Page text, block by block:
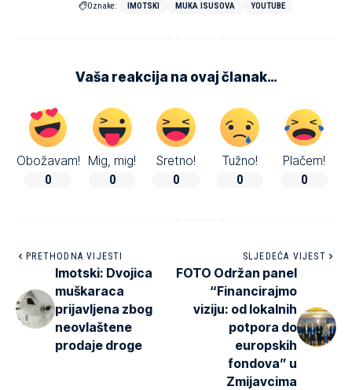
Oznake: IMOTSKI MUKA ISUSOVA YOUTUBE
Vaša reakcija na ovaj članak…
Obožavam!
0
Mig, mig!
0
Sretno!
0
Tužno!
0
Plačem!
0
PRETHODNA VIJESTI
Imotski: Dvojica
muškaraca
prijavljena zbog
neovlaštene
prodaje droge
SLJEDEĆA VIJEST
FOTO Održan panel
“Financirajmo
viziju: od lokalnih
potpora do
europskih
fondova” u
Zmijavcima